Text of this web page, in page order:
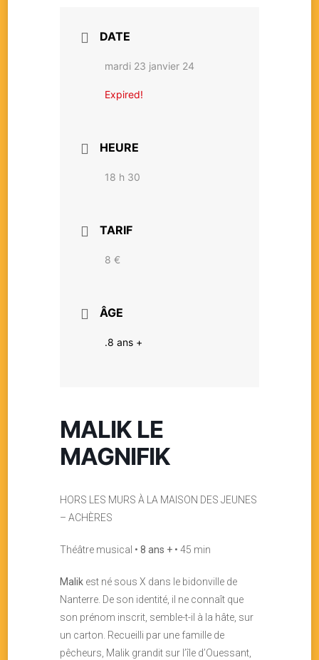
DATE
mardi 23 janvier 24
Expired!
HEURE
18 h 30
TARIF
8 €
ÂGE
.8 ans +
MALIK LE
MAGNIFIK
HORS LES MURS À LA MAISON DES JEUNES
– ACHÈRES
Théâtre musical • 8 ans + • 45 min
Malik est né sous X dans le bidonville de
Nanterre. De son identité, il ne connaît que
son prénom inscrit, semble-t-il à la hâte, sur
un carton. Recueilli par une famille de
pêcheurs, Malik grandit sur l’île d’Ouessant,